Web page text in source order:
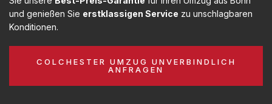
und genießen Sie erstklassigen Service zu unschlagbaren
Konditionen.
COLCHESTER UMZUG UNVERBINDLICH
ANFRAGEN